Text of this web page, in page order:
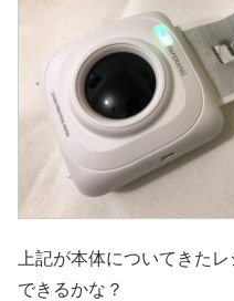
上記が本体についてきた
できるかな？